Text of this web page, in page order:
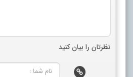
نظرتان را بیان کنید